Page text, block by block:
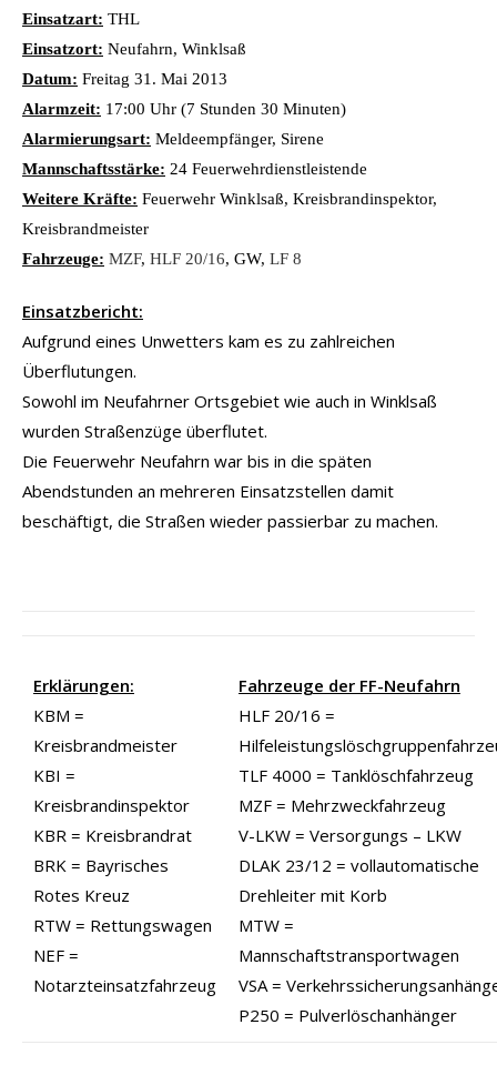
Einsatzart: THL
Einsatzort: Neufahrn, Winklsaß
Datum: Freitag 31. Mai 2013
Alarmzeit: 17:00 Uhr (7 Stunden 30 Minuten)
Alarmierungsart: Meldeempfänger, Sirene
Mannschaftsstärke: 24 Feuerwehrdienstleistende
Weitere Kräfte: Feuerwehr Winklsaß, Kreisbrandinspektor,
Kreisbrandmeister
Fahrzeuge: MZF, HLF 20/16, GW, LF 8
Einsatzbericht:
Aufgrund eines Unwetters kam es zu zahlreichen
Überflutungen.
Sowohl im Neufahrner Ortsgebiet wie auch in Winklsaß
wurden Straßenzüge überflutet.
Die Feuerwehr Neufahrn war bis in die späten
Abendstunden an mehreren Einsatzstellen damit
beschäftigt, die Straßen wieder passierbar zu machen.
Erklärungen:
KBM =
Kreisbrandmeister
KBI =
Kreisbrandinspektor
KBR = Kreisbrandrat
BRK = Bayrisches
Rotes Kreuz
RTW = Rettungswagen
NEF =
Notarzteinsatzfahrzeug
Fahrzeuge der FF-Neufahrn
HLF 20/16 =
TLF 4000 = Tanklöschfahrzeug
MZF = Mehrzweckfahrzeug
V-LKW = Versorgungs – LKW
DLAK 23/12 = vollautomatische
Drehleiter mit Korb
MTW =
Mannschaftstransportwagen
VSA =
P250 = Pulverlöschanhänger